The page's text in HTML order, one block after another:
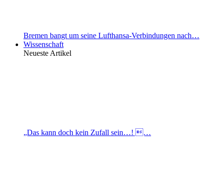
Bremen bangt um seine Lufthansa-Verbindungen nach…
Wissenschaft
Neueste Artikel
„Das kann doch kein Zufall sein…! …